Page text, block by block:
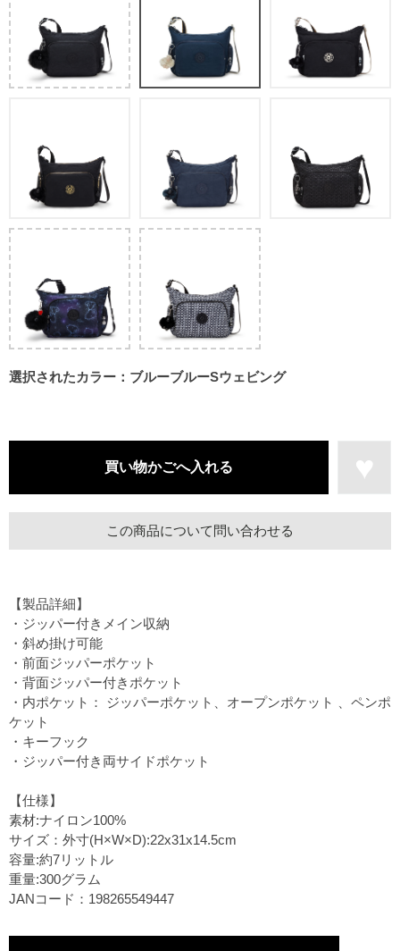
選択されたカラー：ブルーブルーSウェビング
この商品について問い合わせる
【製品詳細】
・ジッパー付きメイン収納
・斜め掛け可能
・前面ジッパーポケット
・背面ジッパー付きポケット
・内ポケット： ジッパーポケット、オープンポケット 、ペンポ
ケット
・キーフック
・ジッパー付き両サイドポケット
【仕様】
素材:ナイロン100%
サイズ：外寸(H×W×D):22x31x14.5cm
容量:約7リットル
重量:300グラム
JANコード：198265549447